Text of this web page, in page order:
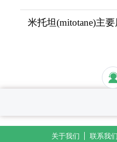
米托坦(mitotane)主
关于我们 联系我们